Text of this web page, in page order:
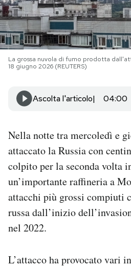
NEWSLETTER
I MIEI PREFERITI
AREA PERSONALE
Area Personale
Newsletter
Notifiche mobile
Regala il Post
Hai bisogno di aiuto?
La grossa nuvola di fumo prodotta
18 giugno 2026 (REUTERS)
Ascolta l'articolo 04:00
Nella notte tra mercoledì e
attaccato la Russia con
colpito per la seconda volta
un’importante raffineria a
attacchi più grossi compiuti
russa dall’inizio
nel 2022.
L’attacco ha provocato vari